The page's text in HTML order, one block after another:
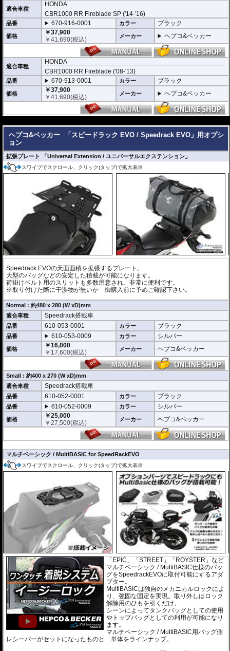
ヘプコ&ベッカー トップケース ジャーニー Journey ユニバーサルプレート
タイプが搭載可能
マルチベーシック / MultiBASIC for Speedrack / スピードラック EVOを設置
すれば、ヘプコ&ベッカー タンク / リアバッグ 「Street」 / 「ROYSTER」が
※Speedrack EVOの標準推奨耐荷重は7.5kgです。但し、モデルによっては異
なる場合があります。この場合はマニュアルに記載がございますので、必ずご
確認下さい。
適合車種
HONDA
CBR1000 RR Fireblade SP ('14-'16)
品番 670-916-0001 カラー ブラック
価格
￥37,900
￥41,690(税込) メーカー ヘプコ&ベッカー
適合車種
HONDA
CBR1000 RR Fireblade ('08-'13)
品番 670-913-0001 カラー ブラック
価格
￥37,900
￥41,690(税込) メーカー ヘプコ&ベッカー
ヘプコ&ベッカー
「スピードラック EVO / Speedrack EVO」用オプシ
ョン
拡張プレート 「Universal Extension / ユニバーサルエクステンション」
スワイプでスクロール、クリック(タップ)で拡大表示
Speedrack EVOの天面面積を拡張するプレート。
大型のバッグなどの安定した積載が可能になります。
荷掛けベルト用のスリットも多数用意され、非常に便利です。
※取り付けた際に干渉物が無いか 御購入前に予めご確認下さい。
Normal : 約480 x 280 (W xD)mm
適合車種
Speedrack搭載車
品番 610-053-0001 カラー ブラック
品番 610-053-0009 カラー シルバー
価格
￥16,000
￥ 17,600(税込) メーカー ヘプコ&ベッカー
Small : 約400 x 270 (W xD)mm
適合車種
Speedrack搭載車
品番 610-052-0001 カラー ブラック
品番 610-052-0009 カラー シルバー
価格
￥25,000
￥27,500(税込) メーカー ヘプコ&ベッカー
マルチベーシック / MultiBASIC for SpeedRackEVO
スワイプでスクロール、クリック(タップ)で拡大表示
「EPIC」「STREET」「ROYSTER」など
マルチベーシック / MultiBASIC仕様のバッ
グをSpeedrackEVOに取付可能にするアダ
プター。
MultiBASICは独自のメカニカルロックによ
り、強固な固定を実現。取り外しはロック
解除用のひもを引くだけ。
シーンによってタンクバッグとしての使用
やトップバッグとしての利用が可能になり
ます。
マルチベーシック / MultiBASIC用バッグ側
レシーバーがセットになったものと 単体をラインナップ。